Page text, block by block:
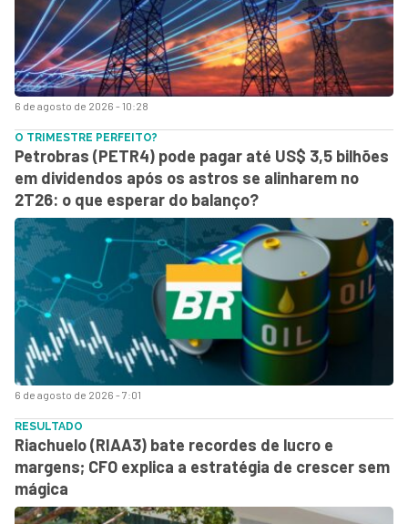
6 de agosto de 2026 - 10:28
6 de agosto de 2026 - 7:01
O TRIMESTRE PERFEITO?
Petrobras (PETR4) pode pagar até US$ 3,5 bilhões
em dividendos após os astros se alinharem no
2T26: o que esperar do balanço?
RESULTADO
Riachuelo (RIAA3) bate recordes de lucro e
margens; CFO explica a estratégia de crescer sem
mágica